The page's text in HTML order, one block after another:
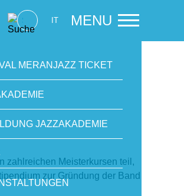
zahlreichen Meisterkursen teil,
zur Gründung der Band
MENU
IT
MERANJAZZ TICKET
JAZZAKADEMIE